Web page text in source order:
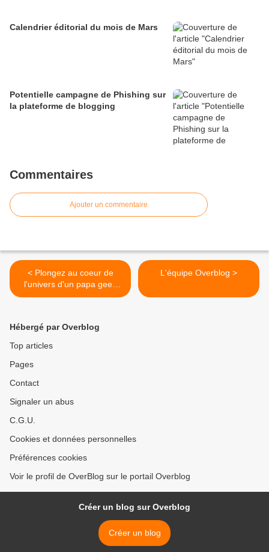
Calendrier éditorial du mois de Mars
Potentielle campagne de Phishing sur
la plateforme de blogging
Commentaires
Ajouter un commentaire
< Plongez au coeur de
l'univers d'un papa geek
100% connecté !
L'équipe Overblog >
Hébergé par Overblog
Top articles
Pages
Contact
Signaler un abus
C.G.U.
Cookies et données personnelles
Préférences cookies
Voir le profil de OverBlog sur le portail Overblog
Créer un blog sur Overblog
Créer un blog